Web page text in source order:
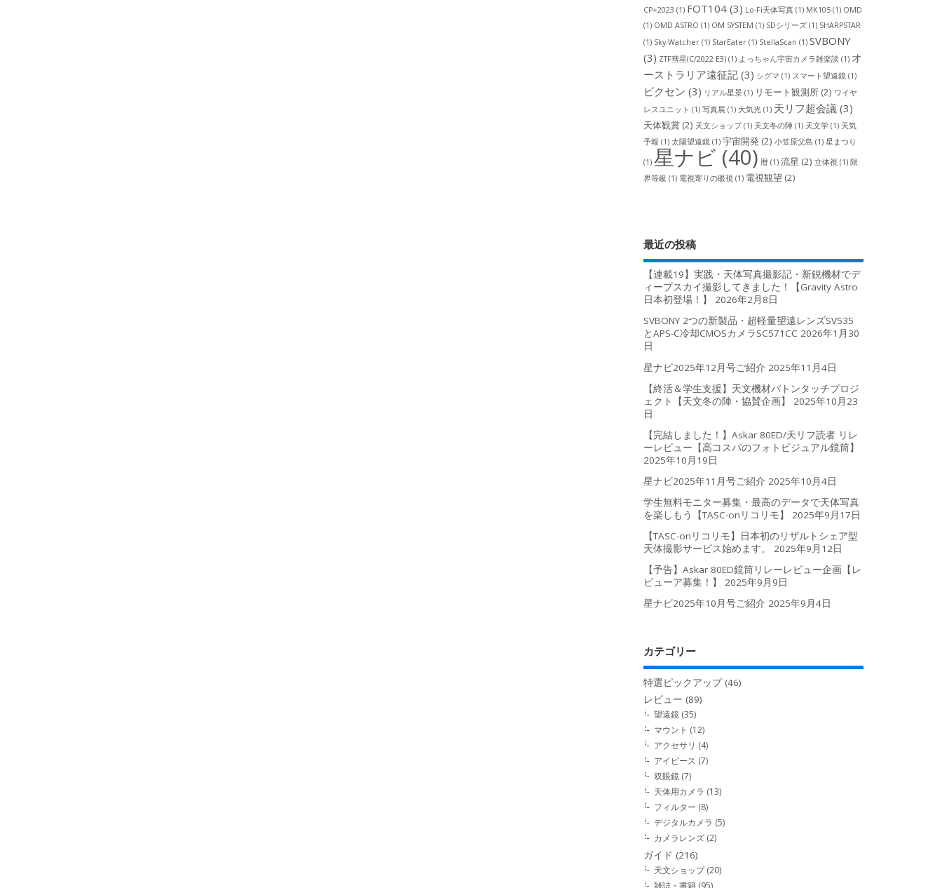
CP+2023 (1) FOT104 (3) Lo-Fi天体写真 (1) MK105 (1) OMD
(1) OMD ASTRO (1) OM SYSTEM (1) SDシリーズ (1) SHARPSTAR
(1) Sky-Watcher (1) StarEater (1) StellaScan (1) SVBONY
(3) ZTF彗星(C/2022 E3) (1) よっちゃん宇宙カメラ雑楽談 (1) オ
ーストラリア遠征記 (3) シグマ (1) スマート望遠鏡 (1)
ビクセン (3) リアル星景 (1) リモート観測所 (2) ワイヤ
レスユニット (1) 写真展 (1) 大気光 (1) 天リフ超会議 (3)
天体観賞 (2) 天文ショップ(1) 天文冬の陣 (1) 天文学 (1) 天気
予報 (1) 太陽望遠鏡 (1) 宇宙開発 (2) 小笠原父島 (1) 星まつり
(1) 星ナビ (40) 暦 (1) 流星 (2) 立体視 (1) 限
界等級 (1) 電視寄りの眼視 (1) 電視観望 (2)
最近の投稿
【連載19】実践・天体写真撮影記・新鋭機材でデ
ィープスカイ撮影してきました！【Gravity Astro
日本初登場！】
2026年2月8日
SVBONY 2つの新製品・超軽量望遠レンズSV535
とAPS-C冷却CMOSカメラSC571CC 2026年1月30
日
星ナビ2025年12月号ご紹介 2025年11月4日
【終活＆学生支援】天文機材バトンタッチプロジ
ェクト【天文冬の陣・協賛企画】
2025年10月23
日
【完結しました！】Askar 80ED/天リフ読者 リレ
ーレビュー【高コスパのフォトビジュアル鏡筒】
2025年10月19日
星ナビ2025年11月号ご紹介 2025年10月4日
学生無料モニター募集・最高のデータで天体写真
を楽しもう【TASC-onリコリモ】
2025年9月17日
【TASC-onリコリモ】日本初のリザルトシェア型
天体撮影サービス始めます。
2025年9月12日
【予告】Askar 80ED鏡筒リレーレビュー企画【レ
ビューア募集！】
2025年9月9日
星ナビ2025年10月号ご紹介 2025年9月4日
カテゴリー
特選ピックアップ(46)
レビュー (89)
望遠鏡 (35)
マウント (12)
アクセサリ (4)
アイピース (7)
双眼鏡 (7)
天体用カメラ (13)
フィルター (8)
デジタルカメラ (5)
カメラレンズ (2)
ガイド (216)
天文ショップ(20)
雑誌・書籍 (95)